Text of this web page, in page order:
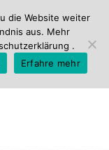
die Website weiter
aus. Mehr
.
Erfahre mehr